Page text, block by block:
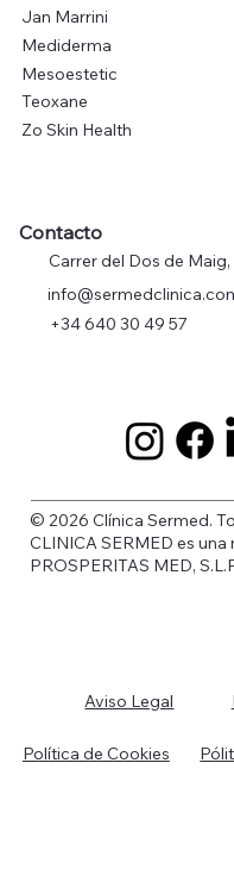
Jan Marrini
Mediderma
Mesoestetic
Teoxane
Zo Skin Health
Contacto
Carrer del Dos de
+34 640 30 49 57
© 2026 Clínica Sermed.
CLINICA SERMED es
PROSPERITAS MED,
Aviso Legal
Política de Cookies